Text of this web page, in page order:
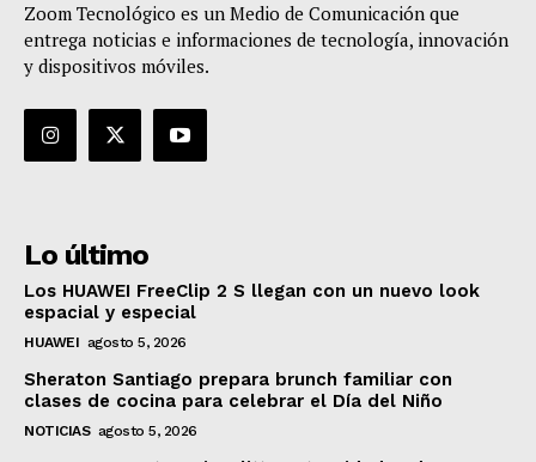
Zoom Tecnológico es un Medio de Comunicación que
entrega noticias e informaciones de tecnología, innovación
y dispositivos móviles.
Lo último
Los HUAWEI FreeClip 2 S llegan con un nuevo look
espacial y especial
HUAWEI agosto 5, 2026
Sheraton Santiago prepara brunch familiar con
clases de cocina para celebrar el Día del Niño
NOTICIAS agosto 5, 2026